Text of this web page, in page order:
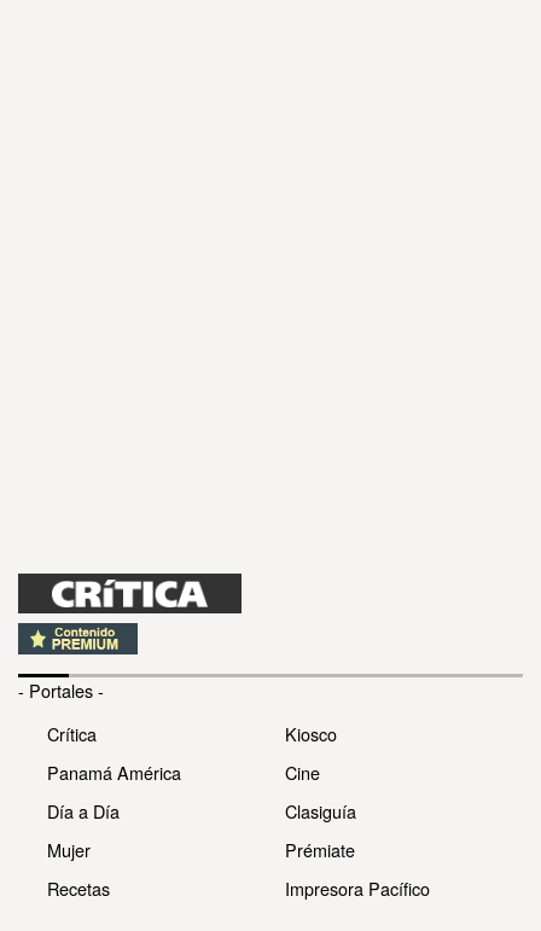
- Portales -
Crítica
Panamá América
Día a Día
Mujer
Recetas
Kiosco
Cine
Clasiguía
Prémiate
Impresora Pacífico